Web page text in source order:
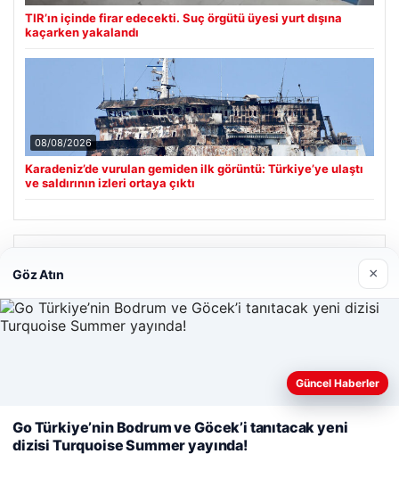
TIR’ın içinde firar edecekti. Suç örgütü üyesi yurt dışına
kaçarken yakalandı
08/08/2026
Karadeniz’de vurulan gemiden ilk görüntü: Türkiye’ye ulaştı
ve saldırının izleri ortaya çıktı
Cengiz Sigorta
06/23/2026
Web sitemizi nasıl kullandığınızı daha iyi anlayabilmek,
kullanıyoruz.Çerez Politikamız
Reddet Kabul Et
Göz Atın ×
Güncel Haberler
Go Türkiye’nin Bodrum ve Göcek’i tanıtacak yeni
dizisi Turquoise Summer yayında!